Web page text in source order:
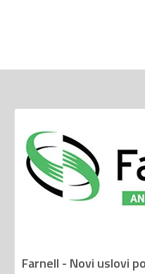
Farnell - Novi uslovi